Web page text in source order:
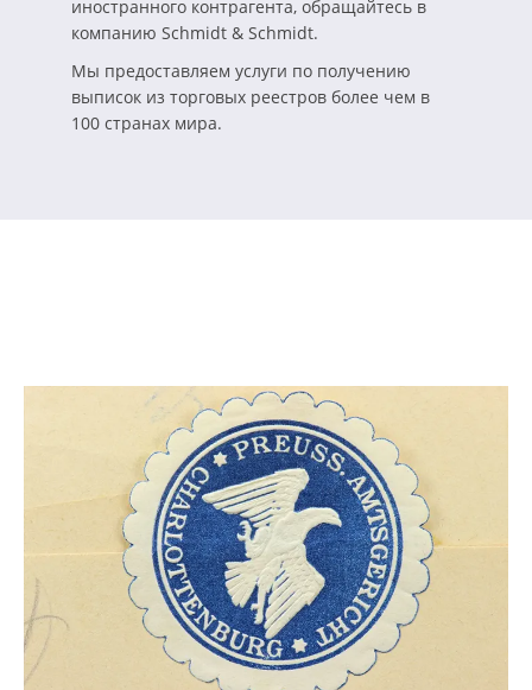
иностранного контрагента, обращайтесь в
компанию Schmidt & Schmidt.
Мы предоставляем услуги по получению
выписок из торговых реестров более чем в
100 странах мира.